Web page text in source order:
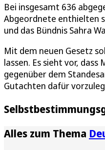
Bei insgesamt 636
Abgeordnete enthielten
und das Bündnis Sahra
Mit dem neuen Gesetz
lassen. Es sieht vor,
gegenüber dem
Gutachten dafür
Alles zum Thema